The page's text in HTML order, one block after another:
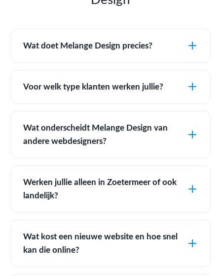
Wat doet Melange Design precies?
Voor welk type klanten werken jullie?
Wat onderscheidt Melange Design van
andere webdesigners?
Werken jullie alleen in Zoetermeer of ook
landelijk?
Wat kost een nieuwe website en hoe snel
kan die online?